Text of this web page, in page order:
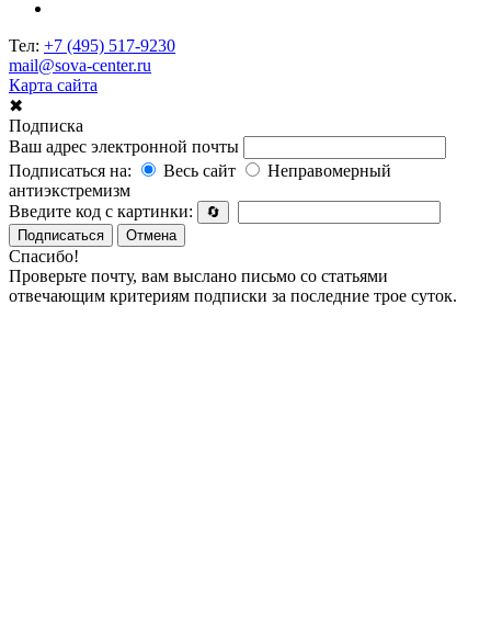
Тел: +7 (495) 517-9230
mail@sova-center.ru
Карта сайта
✖
Подписка
Ваш адрес электронной почты
Подписаться на:
Весь сайт
Неправомерный
антиэкстремизм
Введите код с картинки:
🔄
Подписаться
Отмена
Спасибо!
Проверьте почту, вам выслано письмо со статьями
отвечающим критериям подписки за последние трое суток.